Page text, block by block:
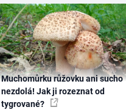
Muchomůrku růžovku ani sucho
nezdolá! Jak ji rozeznat od
tygrované?